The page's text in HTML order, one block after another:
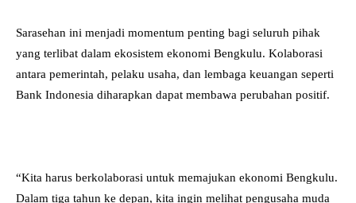
Sarasehan ini menjadi momentum penting bagi seluruh pihak
yang terlibat dalam ekosistem ekonomi Bengkulu. Kolaborasi
antara pemerintah, pelaku usaha, dan lembaga keuangan seperti
Bank Indonesia diharapkan dapat membawa perubahan positif.
“Kita harus berkolaborasi untuk memajukan ekonomi Bengkulu.
Dalam tiga tahun ke depan, kita ingin melihat pengusaha muda